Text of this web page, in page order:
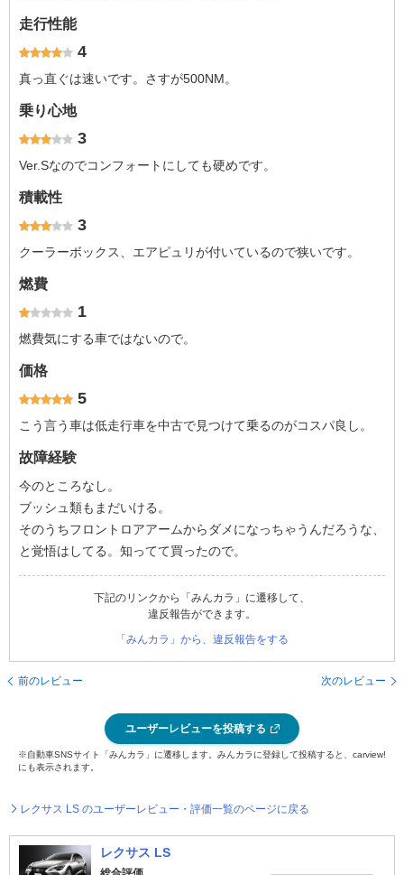
走行性能
4
真っ直ぐは速いです。さすが500NM。
乗り心地
3
Ver.Sなのでコンフォートにしても硬めです。
積載性
3
クーラーボックス、エアピュリが付いているので狭いです。
燃費
1
燃費気にする車ではないので。
価格
5
こう言う車は低走行車を中古で見つけて乗るのがコスパ良し。
故障経験
今のところなし。
ブッシュ類もまだいける。
そのうちフロントロアアームからダメになっちゃうんだろうな、
と覚悟はしてる。知ってて買ったので。
下記のリンクから「みんカラ」に遷移して、
違反報告ができます。
「みんカラ」から、違反報告をする
前のレビュー 次のレビュー
ユーザーレビューを投稿する
※自動車SNSサイト「みんカラ」に遷移します。みんカラに登録して投稿すると、carview!
にも表示されます。
レクサス LS のユーザーレビュー・評価一覧のページに戻る
レクサス LS